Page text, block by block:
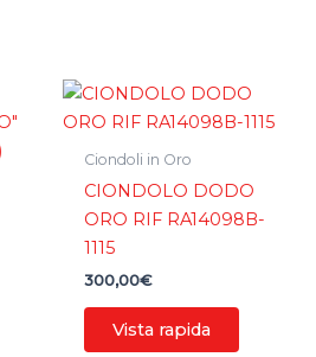
Ciondoli in Oro
CIONDOLO DODO
ORO RIF RA14098B-
1115
300,00€
Vista rapida